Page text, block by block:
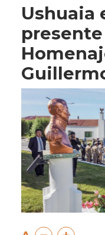
Ushuaia